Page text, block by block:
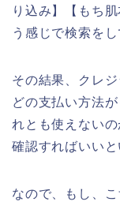
り込み】【もち
う感じで検索をし
その結果、クレ
どの支払い方法
れとも使えない
確認すればいいと
なので、もし、